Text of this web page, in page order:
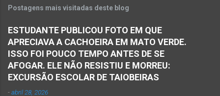
Postagens mais visitadas deste blog
ESTUDANTE PUBLICOU FOTO EM QUE
APRECIAVA A CACHOEIRA EM MATO VERDE.
ISSO FOI POUCO TEMPO ANTES DE SE
AFOGAR. ELE NÃO RESISTIU E MORREU:
EXCURSÃO ESCOLAR DE TAIOBEIRAS
-abril 28, 2026